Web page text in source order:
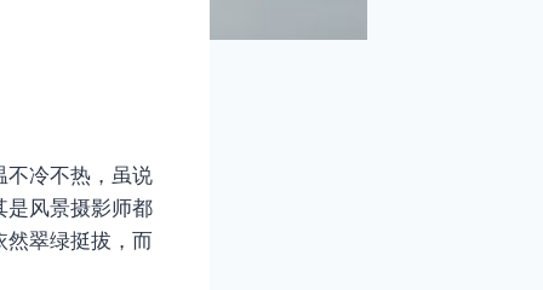
不冷不热，虽说
是风景摄影师都
然翠绿挺拔，而